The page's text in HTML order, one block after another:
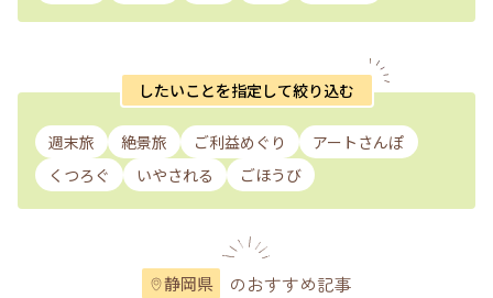
したいことを指定して絞り込む
週末旅 絶景旅 ご利益めぐり
アートさんぽ
くつろぐ
いやされる ごほうび
静岡県 のおすすめ記事